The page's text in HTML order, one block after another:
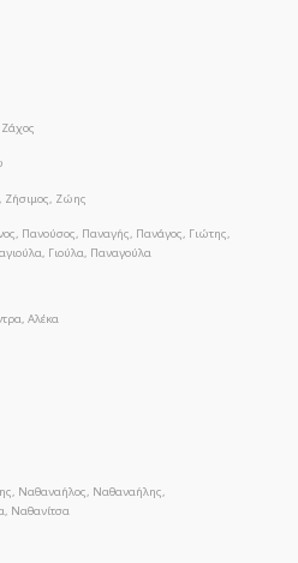
Ζήσιμος, Ζώης
Πανούσος, Παναγής, Πανάγος, Γιώτης,
Γιούλα, Παναγούλα
Αλέκα
Ναθαναήλος, Ναθαναήλης,
Ναθανίτσα